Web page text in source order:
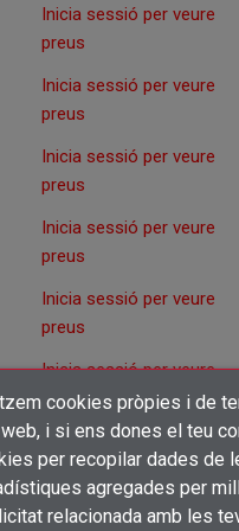
Afegir a la
Crear una
Nom de la llista de
se
Cal que connecteu per a desar
cookies pròpies i de
i si ens dones el teu
per recopilar dades de
agregades per
relacionada amb les
Inicia sessió per veure
preus
Inicia sessió per veure
preus
Inicia sessió per veure
preus
Inicia sessió per veure
preus
Inicia sessió per veure
preus
Inicia sessió per veure
preus
Inicia sessió per veure
preus
Inicia sessió per veure